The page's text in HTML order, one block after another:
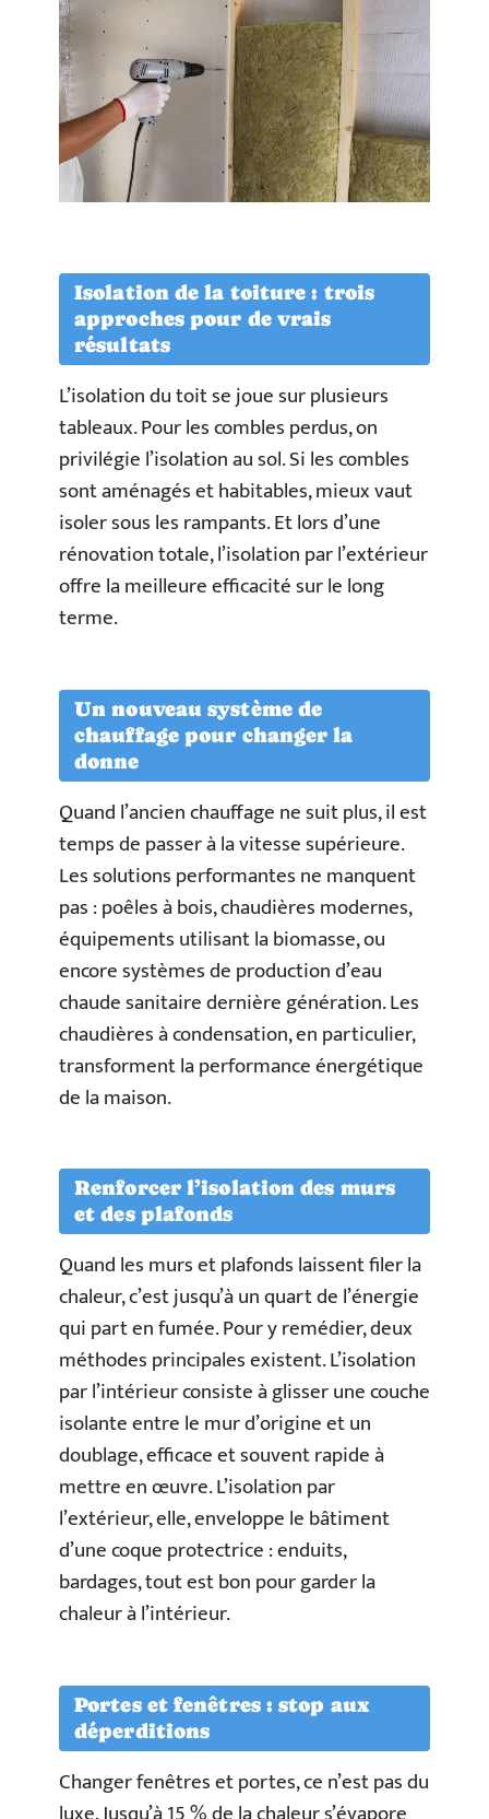
Isolation de la toiture : trois
approches pour de vrais
résultats
L’isolation du toit se joue sur plusieurs
tableaux. Pour les combles perdus, on
privilégie l’isolation au sol. Si les combles
sont aménagés et habitables, mieux vaut
isoler sous les rampants. Et lors d’une
rénovation totale, l’isolation par l’extérieur
offre la meilleure efficacité sur le long
terme.
Un nouveau système de
chauffage pour changer la
donne
Quand l’ancien chauffage ne suit plus, il est
temps de passer à la vitesse supérieure.
Les solutions performantes ne manquent
pas : poêles à bois, chaudières modernes,
équipements utilisant la biomasse, ou
encore systèmes de production d’eau
chaude sanitaire dernière génération. Les
chaudières à condensation, en particulier,
transforment la performance énergétique
de la maison.
Renforcer l’isolation des murs
et des plafonds
Quand les murs et plafonds laissent filer la
chaleur, c’est jusqu’à un quart de l’énergie
qui part en fumée. Pour y remédier, deux
méthodes principales existent. L’isolation
par l’intérieur consiste à glisser une couche
isolante entre le mur d’origine et un
doublage, efficace et souvent rapide à
mettre en œuvre. L’isolation par
l’extérieur, elle, enveloppe le bâtiment
d’une coque protectrice : enduits,
bardages, tout est bon pour garder la
chaleur à l’intérieur.
Portes et fenêtres : stop aux
déperditions
Changer fenêtres et portes, ce n’est pas du